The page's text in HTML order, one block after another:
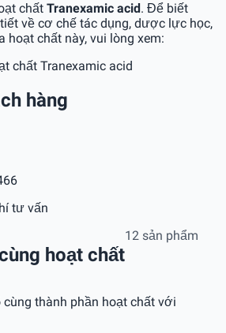
chất Tranexamic acid . Để biết
về cơ chế tác dụng, dược lực học,
hoạt chất này, vui lòng xem:
chất Tranexamic acid
hàng
tư vấn
hoạt chất
12 sản phẩm
cùng thành phần hoạt chất với